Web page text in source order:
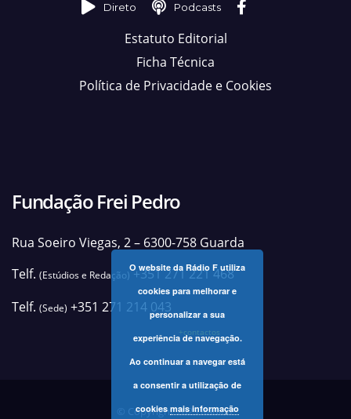
Direto Podcasts
Estatuto Editorial
Ficha Técnica
Política de Privacidade e Cookies
Fundação Frei Pedro
Rua Soeiro Viegas, 2 – 6300-758 Guarda
Telf. (Estúdios e Redação)+351 271 221 468
Telf. (Sede) +351 271 214 043
+contactos
© Copyright 2025 Rádio F
O website da Rádio F utiliza
cookies para melhorar e
personalizar a sua
experiência de navegação.
Ao continuar a navegar está
a consentir a utilização de
cookiesmais informação